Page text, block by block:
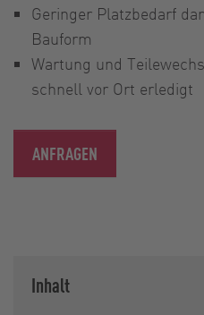
Geringer Platzbedarf
Bauform
Wartung und
schnell vor Ort erledigt
ANFRAGEN
Inhalt